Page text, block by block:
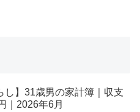
し】31歳男の家計簿｜収支
｜2026年6月